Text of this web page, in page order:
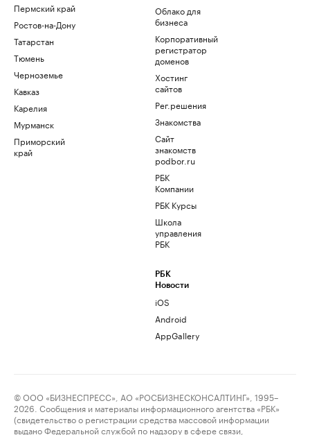
Пермский край
Ростов-на-Дону
Татарстан
Тюмень
Черноземье
Кавказ
Карелия
Мурманск
Приморский
край
Облако для
бизнеса
Корпоративный
регистратор
доменов
Хостинг
сайтов
Рег.решения
Знакомства
Сайт
знакомств
podbor.ru
РБК
Компании
РБК Курсы
Школа
управления
РБК
РБК
Новости
iOS
Android
AppGallery
© ООО «БИЗНЕСПРЕСС», АО «РОСБИЗНЕСКОНСАЛТИНГ», 1995–
2026. Сообщения и материалы информационного агентства «РБК»
(свидетельство о регистрации средства массовой информации
выдано Федеральной службой по надзору в сфере связи,